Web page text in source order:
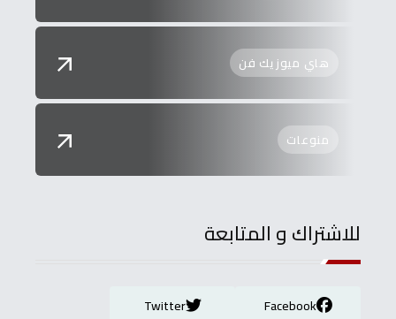
هاي ميوزيك فن
منوعات
للاشتراك و المتابعة
Facebook
Twitter